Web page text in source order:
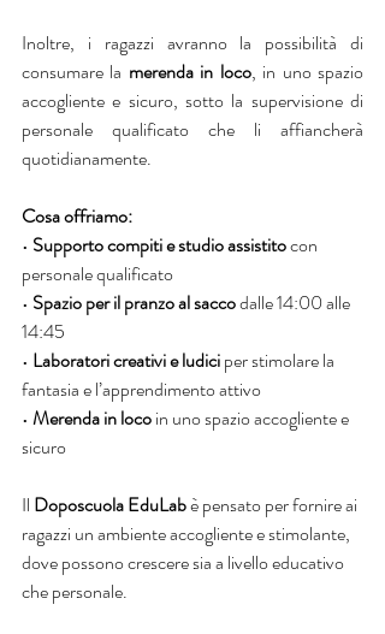
Inoltre, i ragazzi avranno la possibilità di
consumare la merenda in loco, in uno spazio
accogliente e sicuro, sotto la supervisione di
personale qualificato che li affiancherà
quotidianamente.
Cosa offriamo:
• Supporto compiti e studio assistito con
personale qualificato
• Spazio per il pranzo al sacco dalle 14:00 alle
14:45
• Laboratori creativi e ludici per stimolare la
fantasia e l’apprendimento attivo
• Merenda in loco in uno spazio accogliente e
sicuro
Il Doposcuola EduLab è pensato per fornire ai
ragazzi un ambiente accogliente e stimolante,
dove possono crescere sia a livello educativo
che personale.